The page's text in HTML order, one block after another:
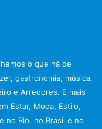
o que há de
gastronomia, música,
e Arredores. E mais
Estar, Moda, Estilo,
no Rio, no Brasil e no